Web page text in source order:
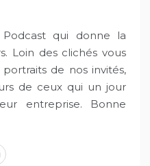
qui donne la
Loin des clichés vous
de nos invités,
de ceux qui un jour
entreprise. Bonne